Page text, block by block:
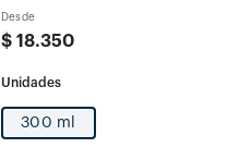
Desde
$ 18.350
300 ml